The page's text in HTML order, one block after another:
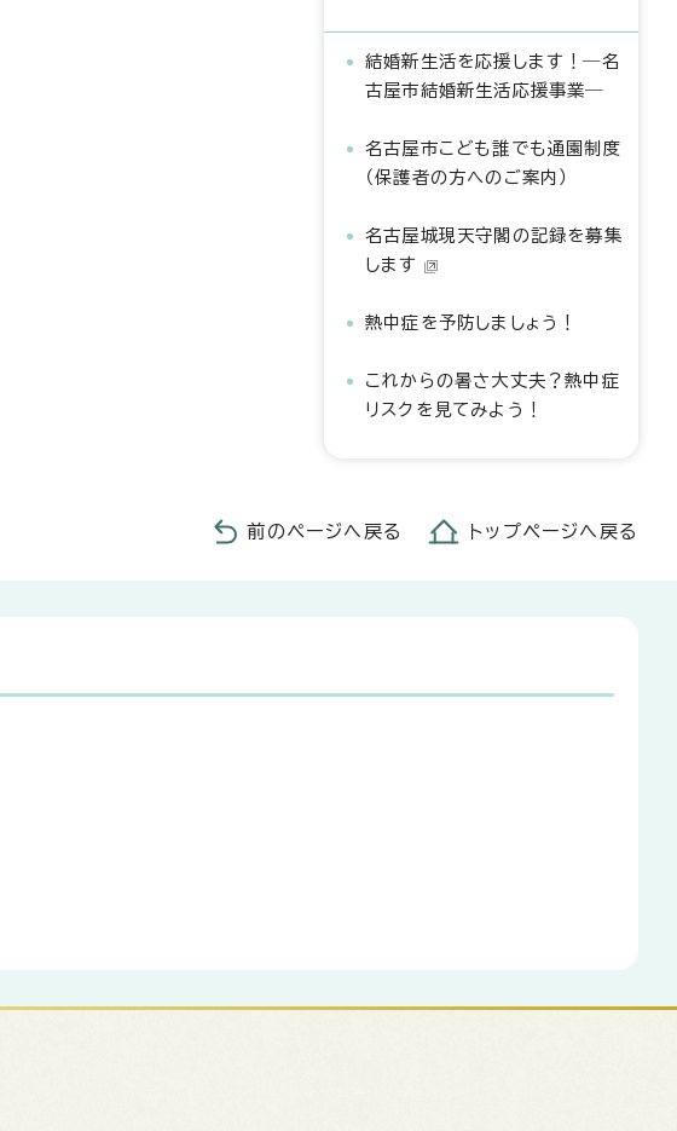
結婚新生活を応援します！―名
古屋市結婚新生活応援事業―
名古屋市こども誰でも通園制度
（保護者の方へのご案内）
名古屋城現天守閣の記録を募集
します
熱中症を予防しましょう！
これからの暑さ大丈夫？熱中症
リスクを見てみよう！
前のページへ戻る トップページへ戻る